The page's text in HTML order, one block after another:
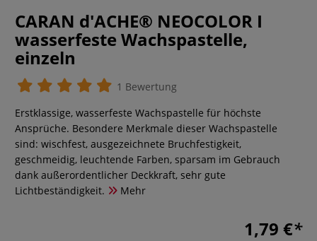
CARAN d'ACHE® NEOCOLOR I
wasserfeste Wachspastelle,
einzeln
1 Bewertung
Erstklassige, wasserfeste Wachspastelle für höchste
Ansprüche. Besondere Merkmale dieser Wachspastelle
sind: wischfest, ausgezeichnete Bruchfestigkeit,
geschmeidig, leuchtende Farben, sparsam im Gebrauch
dank außerordentlicher Deckkraft, sehr gute
Lichtbeständigkeit.
Mehr
1,79 €